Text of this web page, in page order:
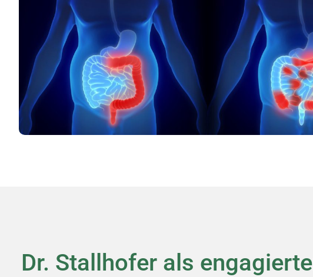
Dr. Stallhofer als